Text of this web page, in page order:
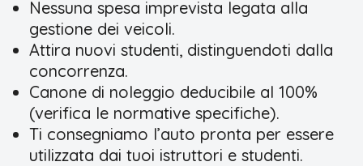
Nessuna spesa imprevista legata alla
gestione dei veicoli.
Attira nuovi studenti, distinguendoti dalla
concorrenza.
Canone di noleggio deducibile al 100%
(verifica le normative specifiche).
Ti consegniamo l’auto pronta per essere
utilizzata dai tuoi istruttori e studenti.